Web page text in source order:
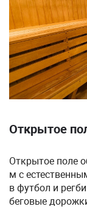
Открытое
Открытое поле
м с
в футбол и
беговые